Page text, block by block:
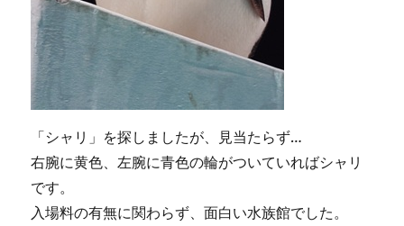
「シャリ」を探しましたが、見当たらず…
右腕に黄色、左腕に青色の輪がついていればシャリ
です。
入場料の有無に関わらず、面白い水族館でした。